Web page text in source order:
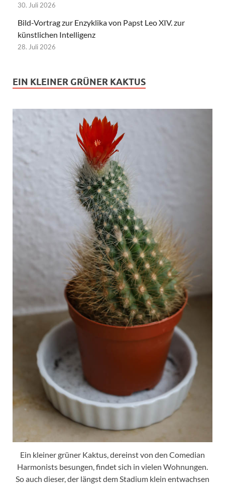
30. Juli 2026
Bild-Vortrag zur Enzyklika von Papst Leo XIV. zur
künstlichen Intelligenz
28. Juli 2026
EIN KLEINER GRÜNER KAKTUS
Ein kleiner grüner Kaktus, dereinst von den Comedian
Harmonists besungen, findet sich in vielen Wohnungen.
So auch dieser, der längst dem Stadium klein entwachsen